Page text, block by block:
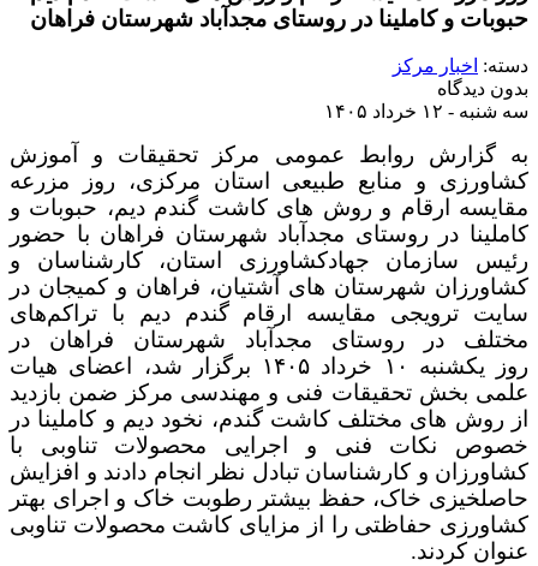
حبوبات و کاملینا در روستای مجدآباد شهرستان فراهان
دسته: اخبار مرکز
بدون دیدگاه
سه شنبه - ۱۲ خرداد ۱۴۰۵
به گزارش روابط عمومی مرکز تحقیقات و آموزش
کشاورزی و منابع طبیعی استان مرکزی، روز مزرعه
مقایسه ارقام و روش های کاشت گندم دیم، حبوبات و
کاملینا در روستای مجدآباد شهرستان فراهان با حضور
رئیس سازمان جهادکشاورزی استان، کارشناسان و
کشاورزان شهرستان های آشتیان، فراهان و کمیجان در
سایت ترویجی مقایسه ارقام گندم دیم با تراکم‌های
مختلف در روستای مجدآباد شهرستان فراهان در
روز یکشنبه ۱۰ خرداد ۱۴۰۵ برگزار شد، اعضای هیات
علمی بخش تحقیقات فنی و مهندسی مرکز ضمن بازدید
از روش های مختلف کاشت گندم، نخود دیم و کاملینا در
خصوص نکات فنی و اجرایی محصولات تناوبی با
کشاورزان و کارشناسان تبادل نظر انجام دادند و افزایش
حاصلخیزی خاک، حفظ بیشتر رطوبت خاک و اجرای بهتر
کشاورزی حفاظتی را از مزایای کاشت محصولات تناوبی
عنوان کردند.